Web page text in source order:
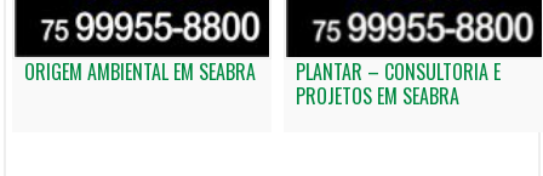
ORIGEM AMBIENTAL EM SEABRA
PLANTAR – CONSULTORIA E
PROJETOS EM SEABRA